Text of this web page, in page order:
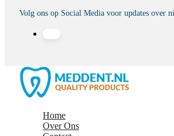
Volg ons op Social Media voor updates over
Home
Over Ons